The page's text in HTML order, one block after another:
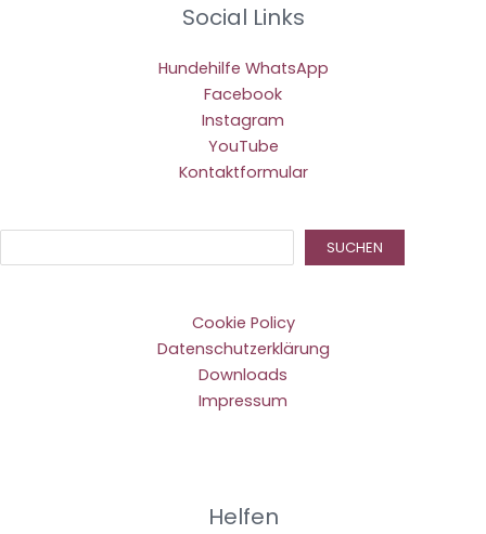
Social Links
Hundehilfe WhatsApp
Facebook
Instagram
YouTube
Kontaktformular
SUCHEN
Cookie Policy
Datenschutzerklärung
Downloads
Impressum
Helfen